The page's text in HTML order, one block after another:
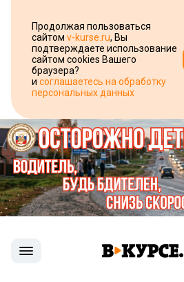
Продолжая пользоваться
сайтом v-kurse.ru, Вы
подтверждаете использование
сайтом cookies Вашего
браузера?
и соглашаетесь на обработку
персональных данных